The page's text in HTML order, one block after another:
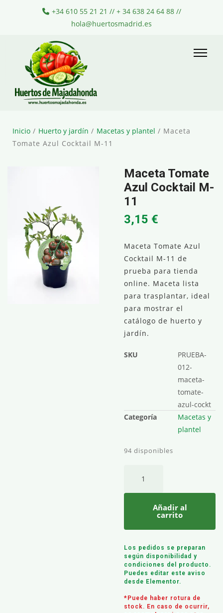
+34 610 55 21 21 // + 34 638 24 64 88 //
hola@huertosmadrid.es
Inicio / Huerto y jardín / Macetas y plantel / Maceta
Tomate Azul Cocktail M-11
Maceta Tomate
Azul Cocktail M-
11
3,15 €
Maceta Tomate Azul
Cocktail M-11 de
prueba para tienda
online. Maceta lista
para trasplantar, ideal
para mostrar el
catálogo de huerto y
jardín.
SKU
PRUEBA-
012-
maceta-
tomate-
azul-cockt
Categoría
Macetas y
plantel
94 disponibles
Añadir al
carrito
Los pedidos se preparan
según disponibilidad y
condiciones del producto.
Puedes editar este aviso
desde Elementor.
*Puede haber rotura de
stock. En caso de ocurrir,